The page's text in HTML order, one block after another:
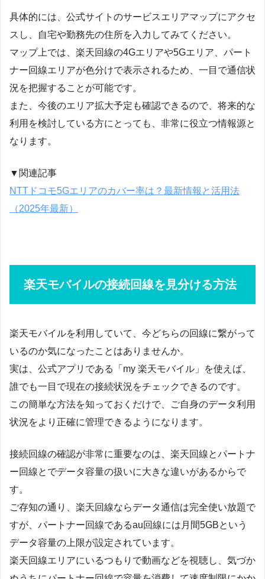
具体的には、公式サイトのサービスエリアマップにアクセ
スし、自宅や勤務先の住所を入力してみてください。
マップ上では、楽天回線の4Gエリアや5Gエリア、パート
ナー回線エリアが色分けで表示されるため、一目で通信状
況を把握することが可能です。
また、今後のエリア拡大予定も確認できるので、将来的な
利用を検討している方にとっても、非常に役立つ情報源と
なります。
▼関連記事
NTTドコモ5Gエリアのカバー率は？最新情報と活用法
（2025年最新）
楽天モバイルの接続回線を見分ける方法
楽天モバイルを利用していて、今どちらの回線に繋がって
いるのか気になったことはありませんか。
実は、公式アプリである「my 楽天モバイル」を使えば、
誰でも一目で現在の接続状況をチェックできるのです。
この簡単な方法を知っておくだけで、ご自身のデータ利用
状況をより正確に管理できるようになります。
接続回線の確認が非常に重要なのは、楽天回線とパートナ
ー回線とでデータ容量の扱いに大きな違いがあるからで
す。
ご存知の通り、楽天回線ならデータ通信は完全使い放題で
すが、パートナー回線であるau回線には月間5GBという
データ容量の上限が設定されています。
楽天回線エリアにいるつもりで動画などを視聴し、気づか